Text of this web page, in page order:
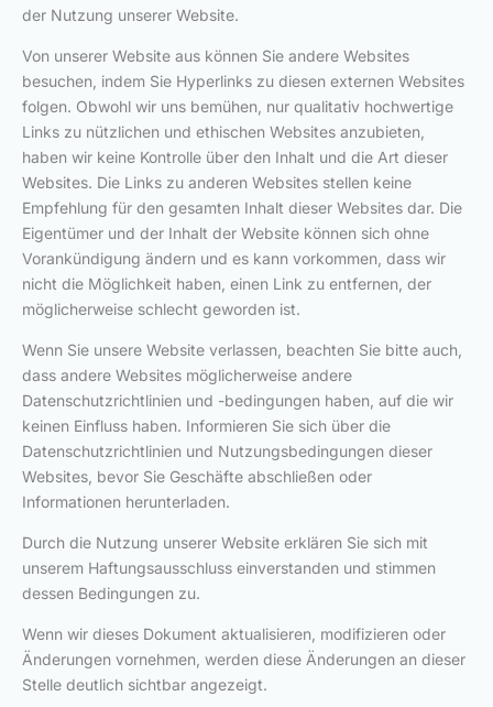
der Nutzung unserer Website.
Von unserer Website aus können Sie andere Websites
besuchen, indem Sie Hyperlinks zu diesen externen Websites
folgen. Obwohl wir uns bemühen, nur qualitativ hochwertige
Links zu nützlichen und ethischen Websites anzubieten,
haben wir keine Kontrolle über den Inhalt und die Art dieser
Websites. Die Links zu anderen Websites stellen keine
Empfehlung für den gesamten Inhalt dieser Websites dar. Die
Eigentümer und der Inhalt der Website können sich ohne
Vorankündigung ändern und es kann vorkommen, dass wir
nicht die Möglichkeit haben, einen Link zu entfernen, der
möglicherweise schlecht geworden ist.
Wenn Sie unsere Website verlassen, beachten Sie bitte auch,
dass andere Websites möglicherweise andere
Datenschutzrichtlinien und -bedingungen haben, auf die wir
keinen Einfluss haben. Informieren Sie sich über die
Datenschutzrichtlinien und Nutzungsbedingungen dieser
Websites, bevor Sie Geschäfte abschließen oder
Informationen herunterladen.
Durch die Nutzung unserer Website erklären Sie sich mit
unserem Haftungsausschluss einverstanden und stimmen
dessen Bedingungen zu.
Wenn wir dieses Dokument aktualisieren, modifizieren oder
Änderungen vornehmen, werden diese Änderungen an dieser
Stelle deutlich sichtbar angezeigt.